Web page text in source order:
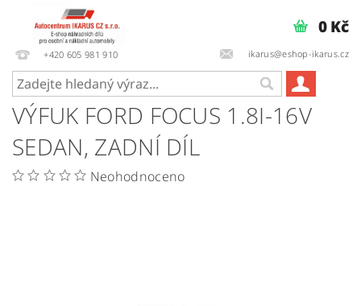
+420 605 981 910 ikarus@eshop-ikarus.cz
0 Kč
VÝFUK FORD FOCUS 1.8I-16V
SEDAN, ZADNÍ DÍL
Neohodnoceno